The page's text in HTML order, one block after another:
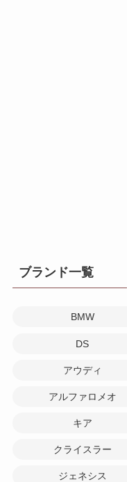
ブランド一覧
BMW
DS
アウディ
アルファロメオ
キア
クライスラー
ジェネシス